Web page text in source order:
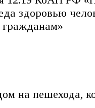
здоровью
гражданам»
на пешехода,